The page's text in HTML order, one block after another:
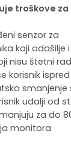
troškove
senzor za
koji odašilje
nisu štetni
korisnik
smanjenje
udalji od
za do
monitora